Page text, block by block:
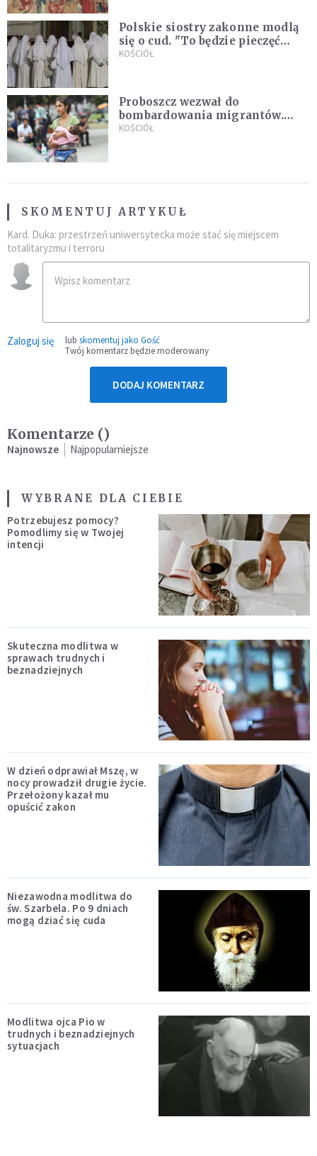
Polskie siostry zakonne modlą
się o cud. "To będzie pieczęć
Pana Boga dla naszej wiary"
KOŚCIÓŁ
Proboszcz wezwał do
bombardowania migrantów.
"Masowy ogień przeciwko
KOŚCIÓŁ
SKOMENTUJ ARTYKUŁ
Kard. Duka: przestrzeń uniwersytecka może stać się miejscem
totalitaryzmu i terroru
Zaloguj się lub skomentuj jako Gość
Twój komentarz będzie moderowany
DODAJ KOMENTARZ
Komentarze ()
Najnowsze Najpopularniejsze
WYBRANE DLA CIEBIE
Potrzebujesz pomocy?
Pomodlimy się w Twojej
intencji
Skuteczna modlitwa w
sprawach trudnych i
beznadziejnych
W dzień odprawiał Mszę, w
nocy prowadził drugie życie.
Przełożony kazał mu
opuścić zakon
Niezawodna modlitwa do
św. Szarbela. Po 9 dniach
mogą dziać się cuda
Modlitwa ojca Pio w
trudnych i beznadziejnych
sytuacjach